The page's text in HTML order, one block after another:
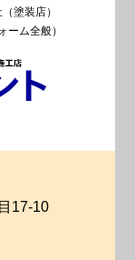
塗装店）
ーム全般）
17-10